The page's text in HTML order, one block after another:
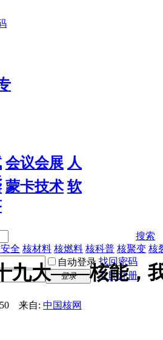
会议会展 人
蒙卡技术 软
搜索
全 核材料 核燃料 核科普 核聚变 核
自动登录 找回密码
登录 立即注册
九大——核能，
来自: 中国核网